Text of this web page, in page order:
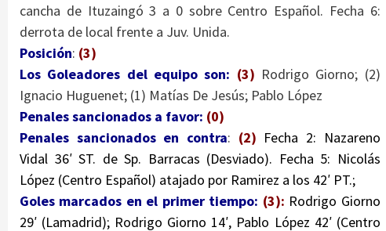
cancha de Ituzaingó 3 a 0 sobre Centro Español. Fecha 6:
derrota de local frente a Juv. Unida.
Posición: (3)
Los Goleadores del equipo son: (3) Rodrigo Giorno; (2)
Ignacio Huguenet; (1) Matías De Jesús; Pablo López
Penales sancionados a favor: (0)
Penales sancionados en contra: (2) Fecha 2: Nazareno
Vidal 36′ ST. de Sp. Barracas (Desviado). Fecha 5: Nicolás
López (Centro Español) atajado por Ramirez a los 42′ PT.;
Goles marcados en el primer tiempo: (3): Rodrigo Giorno
29′ (Lamadrid); Rodrigo Giorno 14′, Pablo López 42′ (Centro